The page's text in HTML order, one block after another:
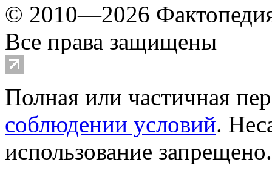
© 2010—2026
Все права защищены
Полная или частичная
соблюдении условий.
использование